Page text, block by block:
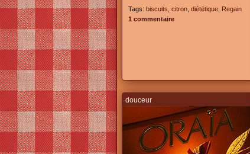
Tags: biscuits citron diététique Regain
1 commentaire
douceur